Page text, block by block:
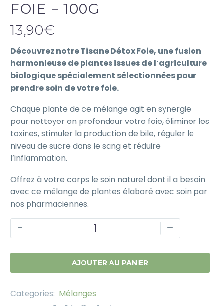
FOIE – 100G
13,90€
Découvrez notre Tisane Détox Foie, une fusion
harmonieuse de plantes issues de l’agriculture
biologique spécialement sélectionnées pour
prendre soin de votre foie.
Chaque plante de ce mélange agit en synergie
pour nettoyer en profondeur votre foie, éliminer les
toxines, stimuler la production de bile, réguler le
niveau de sucre dans le sang et réduire
l’inflammation.
Offrez à votre corps le soin naturel dont il a besoin
avec ce mélange de plantes élaboré avec soin par
nos pharmaciennes.
- +
AJOUTER AU PANIER
Categories: Mélanges